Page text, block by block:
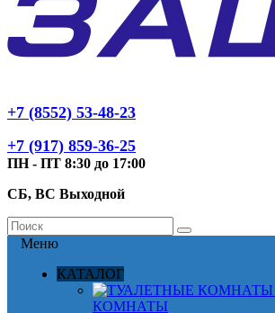
+7 (8552) 53-48-23
+7 (917) 859-36-25
ПН - ПТ 8:30 до 17:00
СБ, ВС Выходной
Меню
КАТАЛОГ
КОМНАТЫ